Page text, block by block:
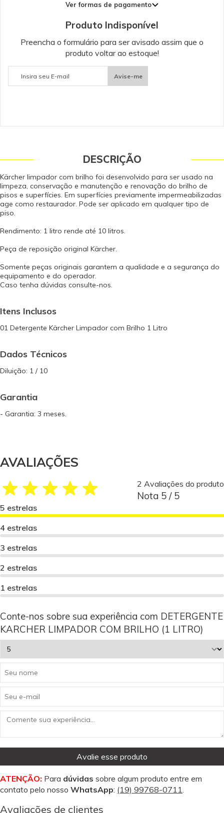
Ver formas de pagamento
2x de R$ 38,11 sem juros
3x de R$ 25,41 sem juros
Produto Indisponível
Preencha o formulário para ser avisado assim que o
produto voltar ao estoque!
Avise-me
DESCRIÇÃO
Kärcher limpador com brilho foi desenvolvido para ser usado na
limpeza, conservação e manutenção e renovação do brilho de
pisos e superfícies. Em superfícies previamente impermeabilizadas
age como restaurador. Pode ser aplicado em qualquer tipo de
piso.
Rendimento: 1 litro rende até 10 litros.
Peça de reposição original Kärcher.
Somente peças originais garantem a qualidade e a segurança do
equipamento e do operador.
Caso tenha dúvidas consulte-nos.
Itens Inclusos
01 Detergente Kärcher Limpador com Brilho 1 Litro
Dados Técnicos
Diluição: 1 / 10
Garantia
- Garantia: 3 meses.
AVALIAÇÕES
2 Avaliações do produto
Nota 5 / 5
5 estrelas
4 estrelas
3 estrelas
2 estrelas
1 estrelas
Conte-nos sobre sua experiência com DETERGENTE
KARCHER LIMPADOR COM BRILHO (1 LITRO)
Avalie esse produto
ATENÇÃO: Para dúvidas sobre algum produto entre em
contato pelo nosso WhatsApp: (19) 99768-0711.
Avaliações de clientes